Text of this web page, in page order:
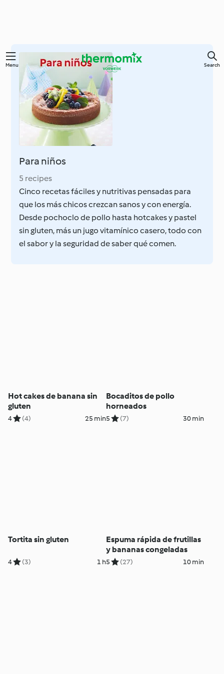
Skip
content
Menu Search
Para niños
5 recipes
Cinco recetas fáciles y nutritivas pensadas para
que los más chicos crezcan sanos y con energía.
Desde pochoclo de pollo hasta hotcakes y pastel
sin gluten, más un jugo vitamínico casero, todo con
el sabor y la seguridad de saber qué comen.
Hot cakes de banana sin
gluten
4 (4) 25 min
Bocaditos de pollo
horneados
5 (7) 30 min
Tortita sin gluten
4 (3) 1 h
Espuma rápida de frutillas
y bananas congeladas
5 (27) 10 min